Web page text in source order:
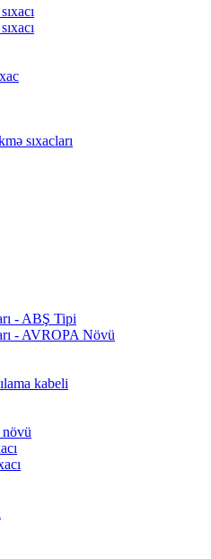
sıxacları
- ABŞ Tipi
- AVROPA Növü
kabeli
növü